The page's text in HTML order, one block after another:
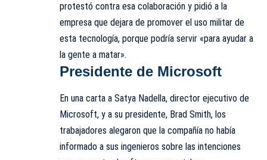
protestó contra esa colaboración y pidió a la
empresa que dejara de promover el uso militar de
esta tecnología, porque podría servir «para ayudar a
la gente a matar».
Presidente de Microsoft
En una carta a Satya Nadella, director ejecutivo de
Microsoft, y a su presidente, Brad Smith, los
trabajadores alegaron que la compañía no había
informado a sus ingenieros sobre las intenciones